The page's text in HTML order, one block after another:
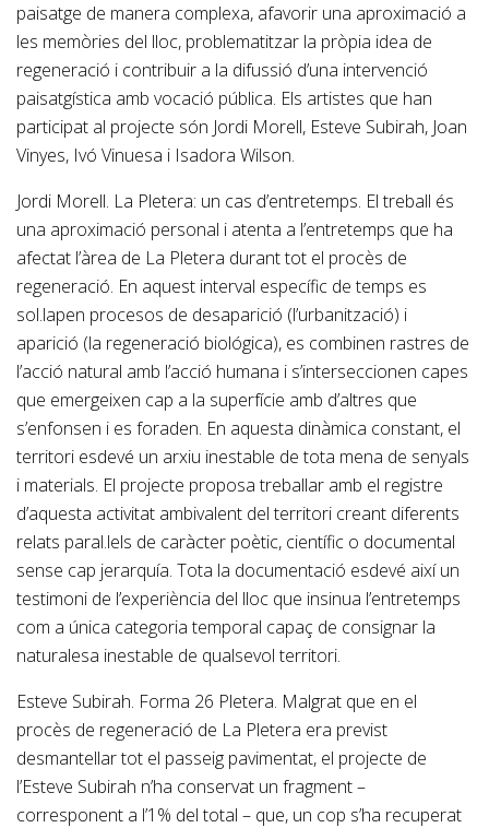
paisatge de manera complexa, afavorir una aproximació a
les memòries del lloc, problematitzar la pròpia idea de
regeneració i contribuir a la difussió d’una intervenció
paisatgística amb vocació pública. Els artistes que han
participat al projecte són Jordi Morell, Esteve Subirah, Joan
Vinyes, Ivó Vinuesa i Isadora Wilson.
Jordi Morell. La Pletera: un cas d’entretemps. El treball és
una aproximació personal i atenta a l’entretemps que ha
afectat l’àrea de La Pletera durant tot el procès de
regeneració. En aquest interval específic de temps es
sol.lapen procesos de desaparició (l’urbanització) i
aparició (la regeneració biológica), es combinen rastres de
l’acció natural amb l’acció humana i s’interseccionen capes
que emergeixen cap a la superfície amb d’altres que
s’enfonsen i es foraden. En aquesta dinàmica constant, el
territori esdevé un arxiu inestable de tota mena de senyals
i materials. El projecte proposa treballar amb el registre
d’aquesta activitat ambivalent del territori creant diferents
relats paral.lels de caràcter poètic, científic o documental
sense cap jerarquía. Tota la documentació esdevé així un
testimoni de l’experiència del lloc que insinua l’entretemps
com a única categoria temporal capaç de consignar la
naturalesa inestable de qualsevol territori.
Esteve Subirah. Forma 26 Pletera. Malgrat que en el
procès de regeneració de La Pletera era previst
desmantellar tot el passeig pavimentat, el projecte de
l’Esteve Subirah n’ha conservat un fragment –
corresponent a l’1% del total – que, un cop s’ha recuperat